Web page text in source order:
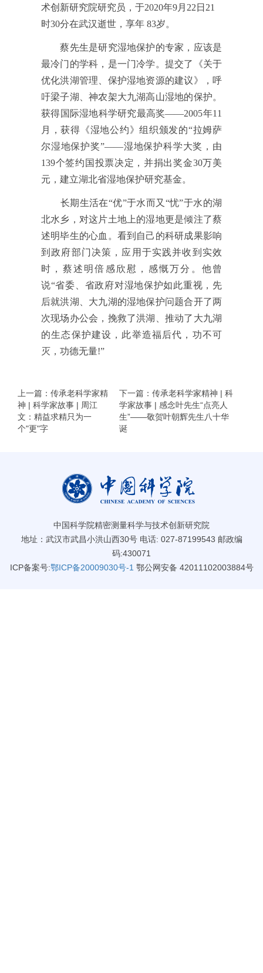
术创新研究院研究员，于2020年9月22日21
时30分在武汉逝世，享年 83岁。
蔡先生是研究湿地保护的专家，应该是
最冷门的学科，是一门冷学。提交了《关于
优化洪湖管理、保护湿地资源的建议》，呼
吁梁子湖、神农架大九湖高山湿地的保护。
获得国际湿地科学研究最高奖——2005年11
月，获得《湿地公约》组织颁发的“拉姆萨
尔湿地保护奖”——湿地保护科学大奖，由
139个签约国投票决定，并捐出奖金30万美
元，建立湖北省湿地保护研究基金。
长期生活在“优”于水而又“忧”于水的湖
北水乡，对这片土地上的湿地更是倾注了蔡
述明毕生的心血。看到自己的科研成果影响
到政府部门决策，应用于实践并收到实效
时，蔡述明倍感欣慰，感慨万分。他曾
说“省委、省政府对湿地保护如此重视，先
后就洪湖、大九湖的湿地保护问题合开了两
次现场办公会，挽救了洪湖、推动了大九湖
的生态保护建设，此举造福后代，功不可
灭，功德无量!”
上一篇：传承老科学家精
神 | 科学家故事 | 周江
文：精益求精只为一
个"更"字
下一篇：传承老科学家精神 | 科
学家故事 | 感念叶先生“点亮人
生”——敬贺叶朝辉先生八十华
诞
中国科学院精密测量科学与技术创新研究院
地址：武汉市武昌小洪山西30号 电话: 027-87199543 邮政编
码:430071
ICP备案号:鄂ICP备20009030号-1 鄂公网安备 42011102003884号